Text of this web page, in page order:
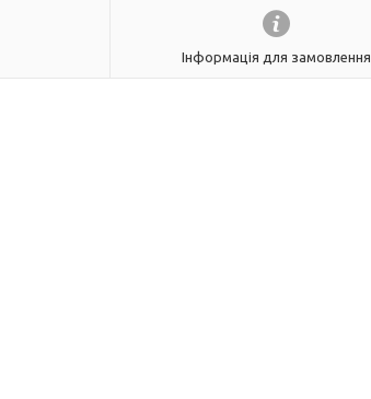
Інформація для замовлення